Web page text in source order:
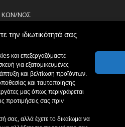
την ιδιωτικότητά σας
και επεξεργαζόμαστε
για εξατομικευμένες
και βελτίωση προϊόντων.
και ταυτοποίησης
μας όπως περιγράφεται
προτιμήσεις σας πριν
σας, αλλά έχετε το δικαίωμα να
ΚΩΝ/ΝΟΣ
ΠΑΝΤΕΛΗΣ